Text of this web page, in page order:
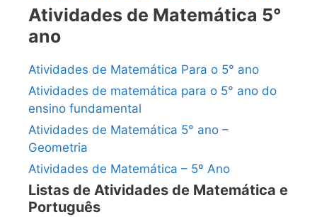
Atividades de Matemática 5°
ano
Atividades de Matemática Para o 5° ano
Atividades de matemática para o 5° ano do
ensino fundamental
Atividades de Matemática 5° ano –
Geometria
Atividades de Matemática – 5º Ano
Listas de Atividades de Matemática e
Português